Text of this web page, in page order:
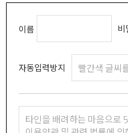
이름
자동입력방지